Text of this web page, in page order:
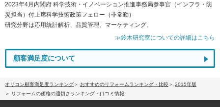
2023年4月内閣府 科学技術・イノベーション推進事務局参事官（インフラ・防
災担当）付上席科学技術政策フェロー（非常勤）
研究分野は応用統計解析、品質管理、マーケティング。
≫鈴木研究室についての詳細はこちら
顧客満足度について
オリコン顧客満足度ランキング おすすめのリフォームランキング・比較
2015年版
リフォームの価格の適切さランキング・口コミ情報